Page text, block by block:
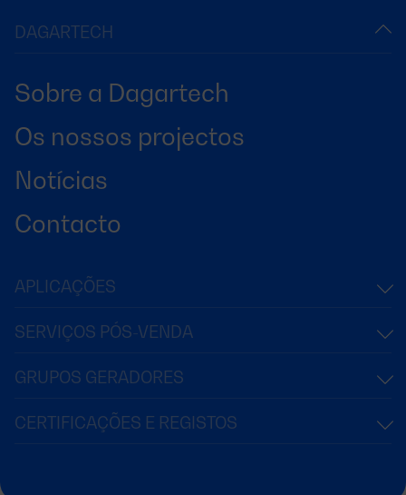
DAGARTECH
Sobre a Dagartech
Os nossos projectos
Notícias
Contacto
APLICAÇÕES
SERVIÇOS PÓS-VENDA
GRUPOS GERADORES
CERTIFICAÇÕES E REGISTOS